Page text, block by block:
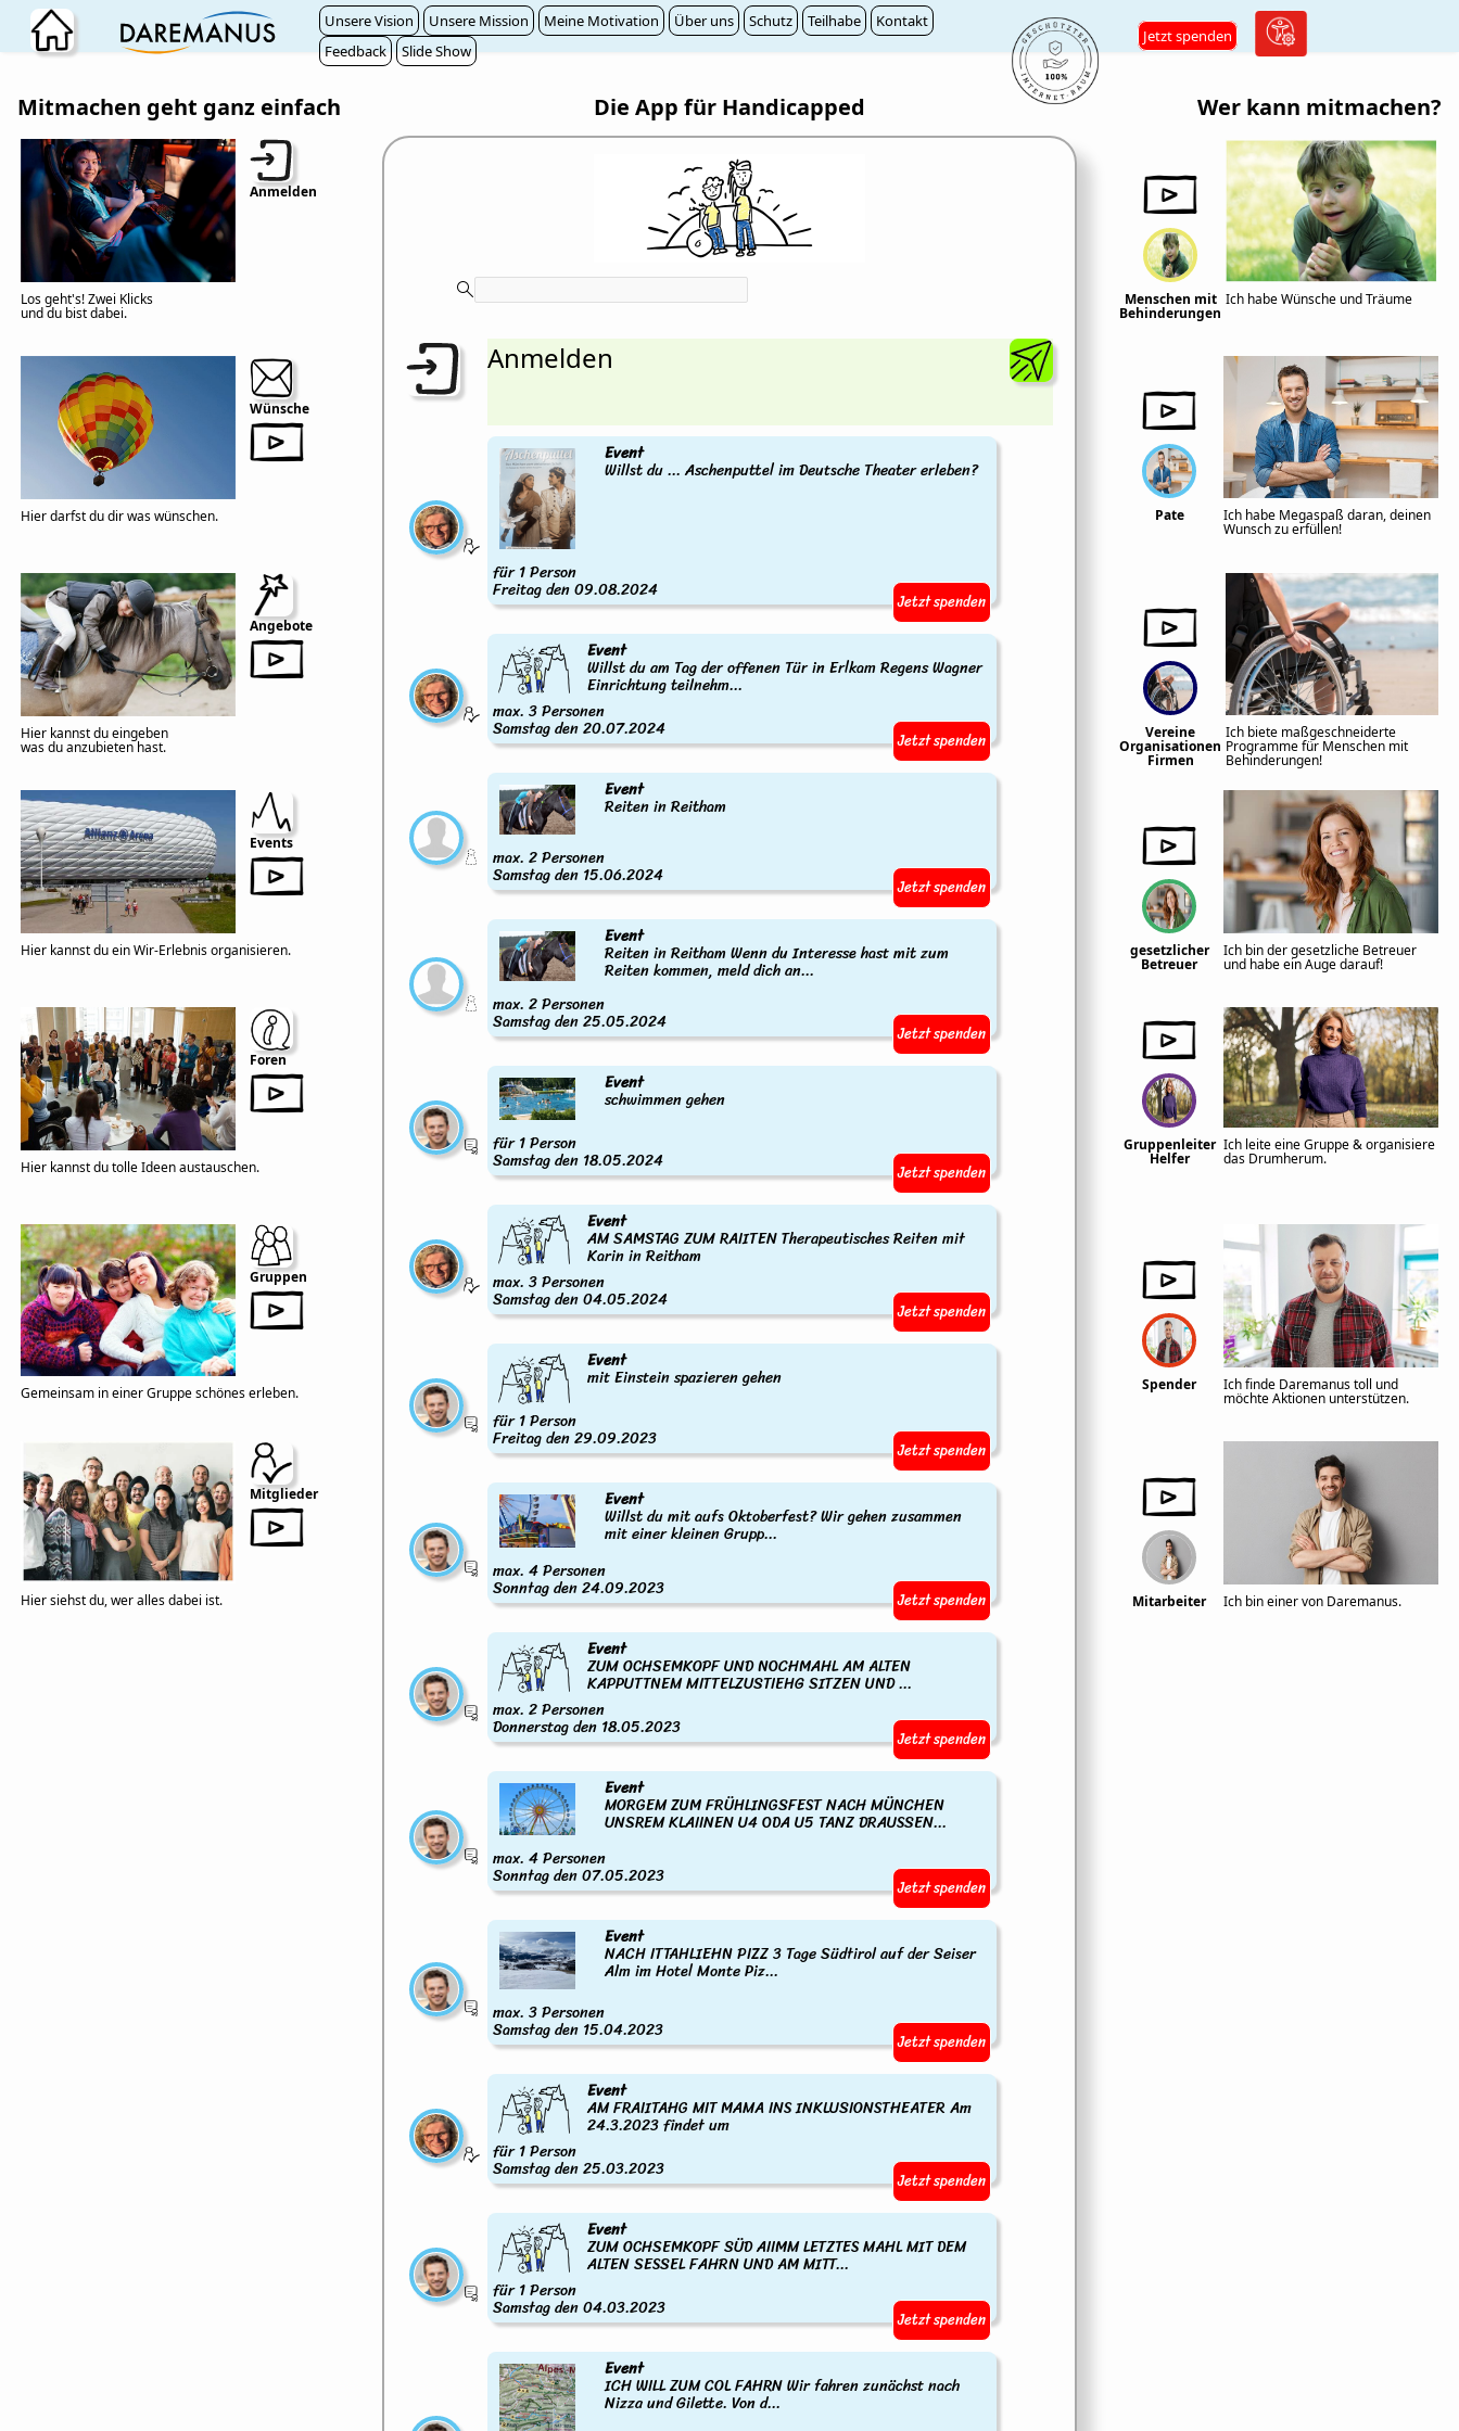
Zum Hauptinhalt wechseln Unsere Vision Unsere Mission Meine Motivation Über uns Schutz Teilhabe
Kontakt
Feedback
Slide Show
Jetzt spenden
Mitmachen geht ganz einfach Die App für Handicapped Wer kann mitmachen?
Anmelden
Los geht's! Zwei Klicks
und du bist dabei.
Wünsche
Hier darfst du dir was wünschen.
Angebote
Hier kannst du eingeben
was du anzubieten hast.
Events
Hier kannst du ein Wir-Erlebnis organisieren.
Foren
Hier kannst du tolle Ideen austauschen.
Gruppen
Gemeinsam in einer Gruppe schönes erleben.
Mitglieder
Hier siehst du, wer alles dabei ist.
Anmelden
Event
Willst du ... Aschenputtel im Deutsche Theater erleben?
für 1 Person
Freitag den 09.08.2024 Jetzt spenden
Event
Willst du am Tag der offenen Tür in Erlkam Regens Wagner
Einrichtung teilnehm...
max. 3 Personen
Samstag den 20.07.2024 Jetzt spenden
Event
Reiten in Reitham
max. 2 Personen
Samstag den 15.06.2024 Jetzt spenden
Event
Reiten in Reitham Wenn du Interesse hast mit zum
Reiten kommen, meld dich an...
max. 2 Personen
Samstag den 25.05.2024 Jetzt spenden
Event
schwimmen gehen
für 1 Person
Samstag den 18.05.2024 Jetzt spenden
Event
AM SAMSTAG ZUM RAIITEN Therapeutisches Reiten mit
Karin in Reitham
max. 3 Personen
Samstag den 04.05.2024 Jetzt spenden
Event
mit Einstein spazieren gehen
für 1 Person
Freitag den 29.09.2023 Jetzt spenden
Event
Willst du mit aufs Oktoberfest? Wir gehen zusammen
mit einer kleinen Grupp...
max. 4 Personen
Sonntag den 24.09.2023 Jetzt spenden
Event
ZUM OCHSEMKOPF UND NOCHMAHL AM ALTEN
KAPPUTTNEM MITTELZUSTIEHG SITZEN UND ...
max. 2 Personen
Donnerstag den 18.05.2023 Jetzt spenden
Event
MORGEM ZUM FRÜHLINGSFEST NACH MÜNCHEN
UNSREM KLAIINEN U4 ODA U5 TANZ DRAUSSEN...
max. 4 Personen
Sonntag den 07.05.2023 Jetzt spenden
Event
NACH ITTAHLIEHN PIZZ 3 Tage Südtirol auf der Seiser
Alm im Hotel Monte Piz...
max. 3 Personen
Samstag den 15.04.2023 Jetzt spenden
Event
AM FRAIITAHG MIT MAMA INS INKLUSIONSTHEATER Am
24.3.2023 findet um
für 1 Person
Samstag den 25.03.2023 Jetzt spenden
Event
ZUM OCHSEMKOPF SÜD AIIMM LETZTES MAHL MIT DEM
ALTEN SESSEL FAHRN UND AM MITT...
für 1 Person
Samstag den 04.03.2023 Jetzt spenden
Event
ICH WILL ZUM COL FAHRN Wir fahren zunächst nach
Nizza und Gilette. Von d...
Menschen mit
Behinderungen
Ich habe Wünsche und Träume
Pate Ich habe Megaspaß daran, deinen
Wunsch zu erfüllen!
Vereine
Organisationen
Firmen
Ich biete maßgeschneiderte
Programme für Menschen mit
Behinderungen!
gesetzlicher
Betreuer
Ich bin der gesetzliche Betreuer
und habe ein Auge darauf!
Gruppenleiter
Helfer
Ich leite eine Gruppe & organisiere
das Drumherum.
Spender Ich finde Daremanus toll und
möchte Aktionen unterstützen.
Mitarbeiter Ich bin einer von Daremanus.